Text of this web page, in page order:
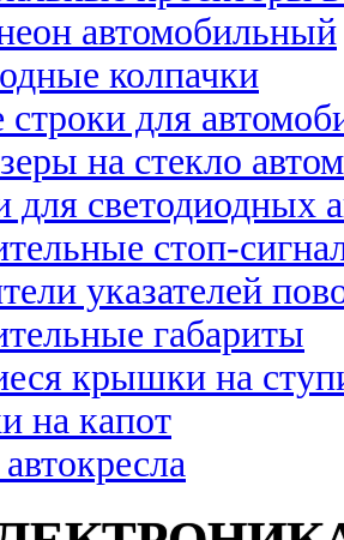
автомобильный
колпачки
для
на стекло
для светодиодных
стоп-
указателей
габариты
крышки на
на капот